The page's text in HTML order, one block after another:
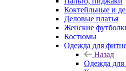
Коктейльные и
Деловые платья
Женские
Костюмы
Одежда для
Назад
Одежда для